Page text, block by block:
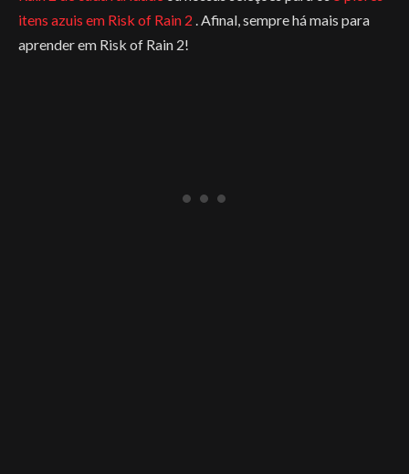
itens azuis em Risk of Rain 2 . Afinal, sempre há mais para
aprender em Risk of Rain 2!